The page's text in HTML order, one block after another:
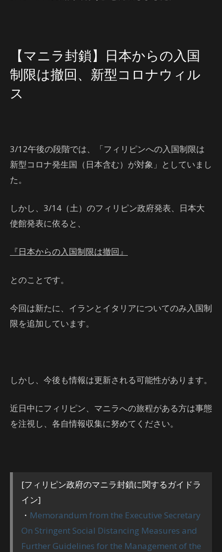
【マニラ封鎖】日本からの入国
制限は撤回、新型コロナウィル
ス
3/12午後の段階では、「フィリピンへの入国制限は
新型コロナ発生国（日本含む）が対象」としていまし
た。
しかし、3/14（土）のフィリピン政府発表、日本大
使館発表に依ると、
『日本からの入国制限は撤回』
とのことです。
今回は新たに、イランとイタリアについてのみ入国制
限を追加しています。
しかし、今後も情報は更新される可能性があります。
近日中にフィリピン、マニラへの旅程がある方は事態
を注視し、各自情報収集に努めてください。
[フィリピン政府のマニラ封鎖に関するガイドラ
イン]
・ Memorandum from the Executive Secretary
On Stringent Social Distancing Measures and
Further Guidelines for the Management of the